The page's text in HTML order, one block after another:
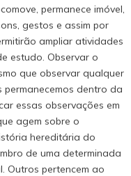
permanece imóvel,
gestos e assim por
ampliar atividades
estudo. Observar o
que observar qualquer
permanecemos dentro da
essas observações em
agem sobre o
hereditária do
de uma determinada
Outros pertencem ao